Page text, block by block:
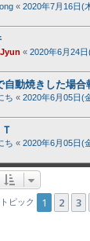
« 2020年7月16日(
« 2020年6月24
自動焼きした場
ち « 2020年6月05日(
ち « 2020年6月05日(
ピック 1 2 3